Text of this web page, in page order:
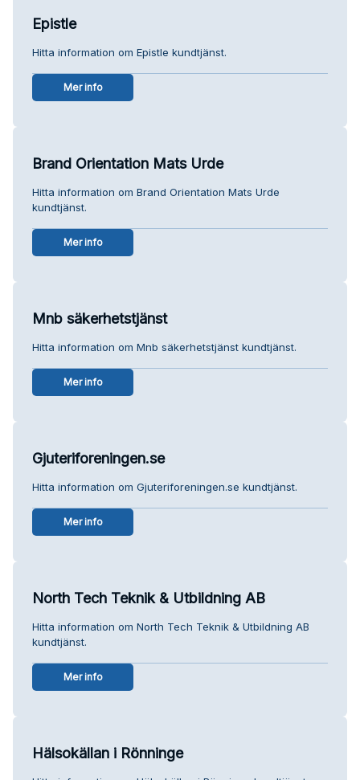
Epistle
Hitta information om Epistle kundtjänst.
Mer info
Brand Orientation Mats Urde
Hitta information om Brand Orientation Mats Urde
kundtjänst.
Mer info
Mnb säkerhetstjänst
Hitta information om Mnb säkerhetstjänst kundtjänst.
Mer info
Gjuteriforeningen.se
Hitta information om Gjuteriforeningen.se kundtjänst.
Mer info
North Tech Teknik & Utbildning AB
Hitta information om North Tech Teknik & Utbildning AB
kundtjänst.
Mer info
Hälsokällan i Rönninge